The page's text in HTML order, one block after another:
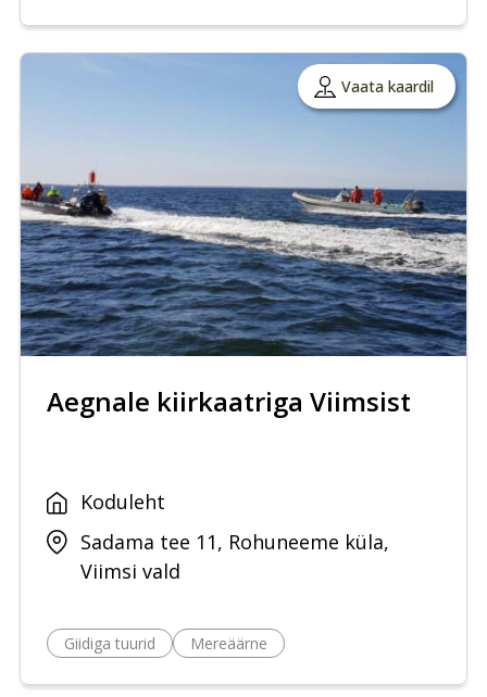
Vaata kaardil
Aegnale kiirkaatriga Viimsist
Koduleht
Sadama tee 11, Rohuneeme küla,
Viimsi vald
Giidiga tuurid Mereäärne